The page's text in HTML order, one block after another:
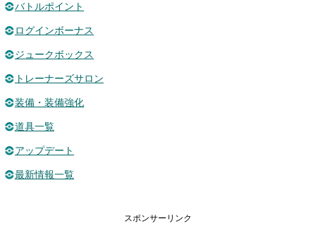
バトルポイント
ログインボーナス
ジュークボックス
トレーナーズサロン
装備・装備強化
道具一覧
アップデート
最新情報一覧
スポンサーリンク